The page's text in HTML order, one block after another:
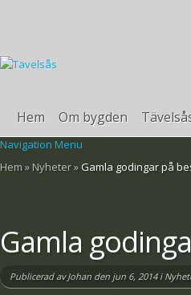
Hem Om bygden
Navigation Menu
Hem » Nyheter» Gamla godingar på
Gamla
Publicerad avJohan den jun 6, 2014 i